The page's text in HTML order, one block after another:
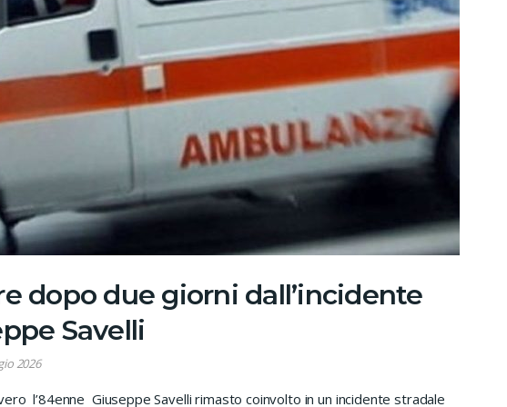
dopo due giorni dall’incidente
Savelli
2026
l’84enne Giuseppe Savelli rimasto coinvolto in un incidente stradale